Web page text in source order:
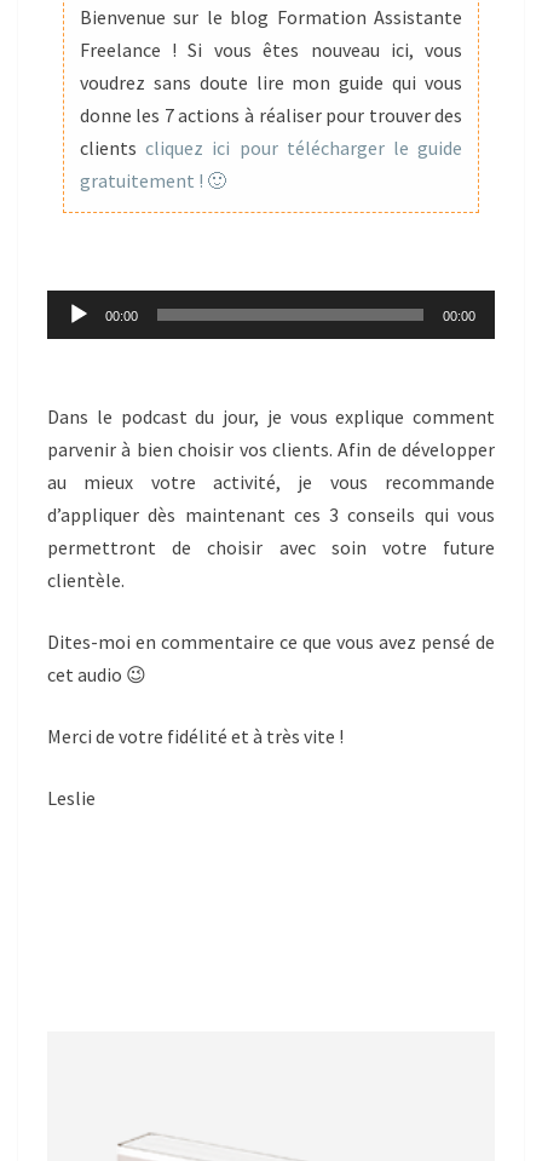
BIEN
CHOISIR
SES
CLIENTS
Bienvenue sur le blog Formation Assistante
Freelance ! Si vous êtes nouveau ici, vous
voudrez sans doute lire mon guide qui vous
donne les 7 actions à réaliser pour trouver des
clients cliquez ici pour télécharger le guide
gratuitement ! 🙂
Lecteur
audio
00:00 00:00
Dans le podcast du jour, je vous explique comment
parvenir à bien choisir vos clients. Afin de développer
au mieux votre activité, je vous recommande
d’appliquer dès maintenant ces 3 conseils qui vous
permettront de choisir avec soin votre future
clientèle.
Dites-moi en commentaire ce que vous avez pensé de
cet audio 😉
Merci de votre fidélité et à très vite !
Leslie